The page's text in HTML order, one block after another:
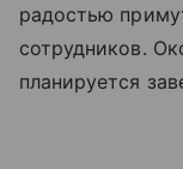
радостью
сотрудников.
планируется